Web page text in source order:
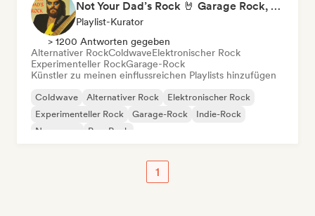
Not Your Dad’s Rock 🤘 Garage Rock, Alt-Rock & Indie Anthems
Playlist-Kurator
> 1200 Antworten gegeben
Alternativer RockColdwaveElektronischer Rock
Experimenteller RockGarage-Rock
Künstler zu meinen einflussreichen Playlists hinzufügen
Coldwave Alternativer Rock
Elektronischer Rock
Experimenteller Rock
Garage-Rock
Indie-Rock
New wave
Pop-Rock
1